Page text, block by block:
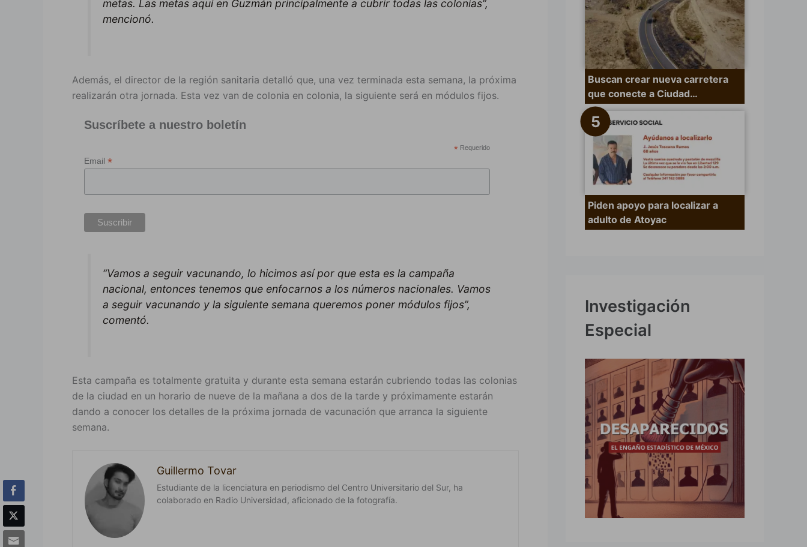
metas. Las metas aquí en Guzmán principalmente a cubrir todas las colonias”,
mencionó.
Además, el director de la región sanitaria detalló que, una vez terminada esta semana, la próxima
realizarán otra jornada. Esta vez van de colonia en colonia, la siguiente será en módulos fijos.
Suscríbete a nuestro boletín
* Requerido
Email *
“Vamos a seguir vacunando, lo hicimos así por que esta es la campaña
nacional, entonces tenemos que enfocarnos a los números nacionales. Vamos
a seguir vacunando y la siguiente semana queremos poner módulos fijos”,
comentó.
Esta campaña es totalmente gratuita y durante esta semana estarán cubriendo todas las colonias
de la ciudad en un horario de nueve de la mañana a dos de la tarde y próximamente estarán
dando a conocer los detalles de la próxima jornada de vacunación que arranca la siguiente
semana.
Guillermo Tovar
Estudiante de la licenciatura en periodismo del Centro Universitario del Sur, ha
colaborado en Radio Universidad, aficionado de la fotografía.
Buscan crear nueva carretera
que conecte a Ciudad…
Piden apoyo para localizar a
adulto de Atoyac
Investigación
Especial